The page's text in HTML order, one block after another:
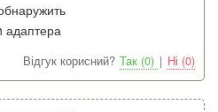
адаптера
Відгук корисний? Так (0) | Ні (0)